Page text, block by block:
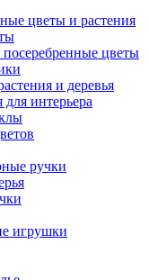
цветы и растения
цветы
и деревья
интерьера
ручки
игрушки